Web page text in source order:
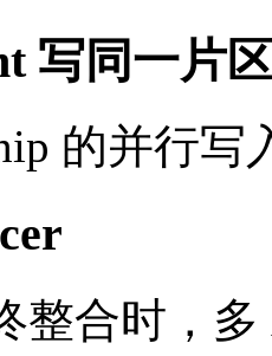
写同一片
的并行
整合时，